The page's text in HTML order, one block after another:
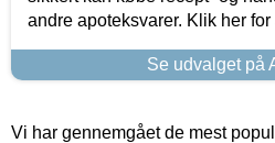
andre apoteksvarer. Klik her
Se udvalget på
Vi har gennemgået de mest